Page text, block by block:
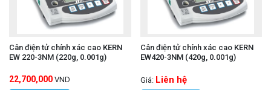
Cân điện tử chính xác cao KERN
EW 220-3NM (220g, 0.001g)
22,700,000 VND
Cân điện tử chính xác cao KERN
EW420-3NM (420g, 0.001g)
Giá: Liên hệ